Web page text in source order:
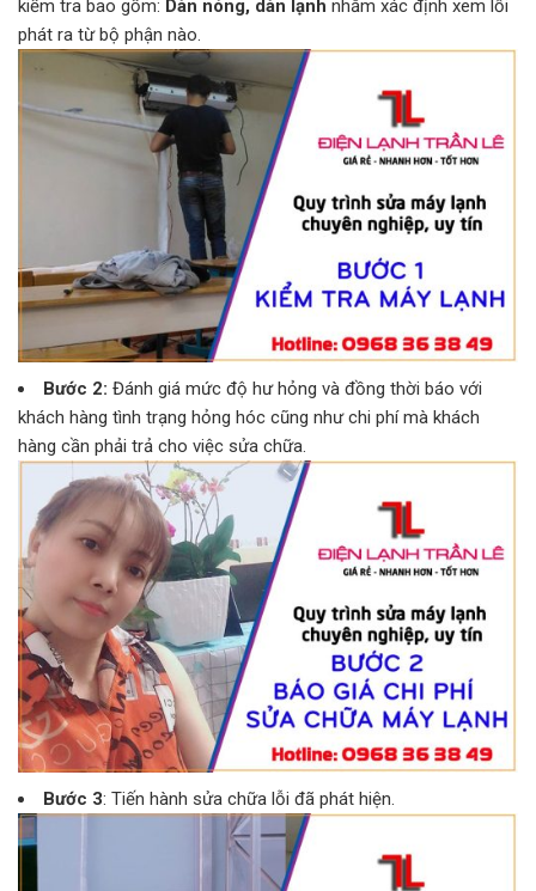
kiểm tra bao gồm: Dàn nóng, dàn lạnh nhằm xác định xem lỗi
phát ra từ bộ phận nào.
Bước 2: Đánh giá mức độ hư hỏng và đồng thời báo với
khách hàng tình trạng hỏng hóc cũng như chi phí mà khách
hàng cần phải trả cho việc sửa chữa.
Bước 3: Tiến hành sửa chữa lỗi đã phát hiện.